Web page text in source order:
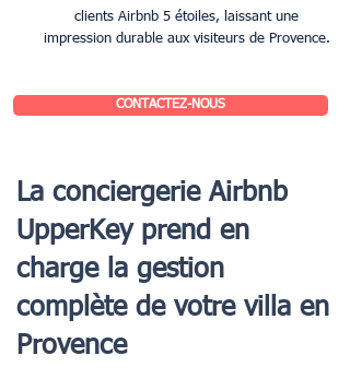
clients Airbnb 5 étoiles, laissant une
impression durable aux visiteurs de Provence.
CONTACTEZ-NOUS
La conciergerie Airbnb
UpperKey prend en
charge la gestion
complète de votre villa en
Provence